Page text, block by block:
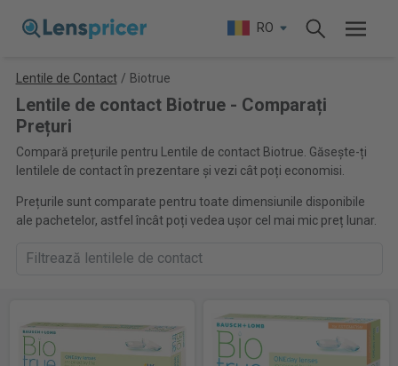
RO
Lentile de Contact / Biotrue
Lentile de contact Biotrue - Comparați
Prețuri
Compară prețurile pentru Lentile de contact Biotrue. Găsește-ți
lentilele de contact în prezentare și vezi cât poți economisi.
Prețurile sunt comparate pentru toate dimensiunile disponibile
ale pachetelor, astfel încât poți vedea ușor cel mai mic preț lunar.